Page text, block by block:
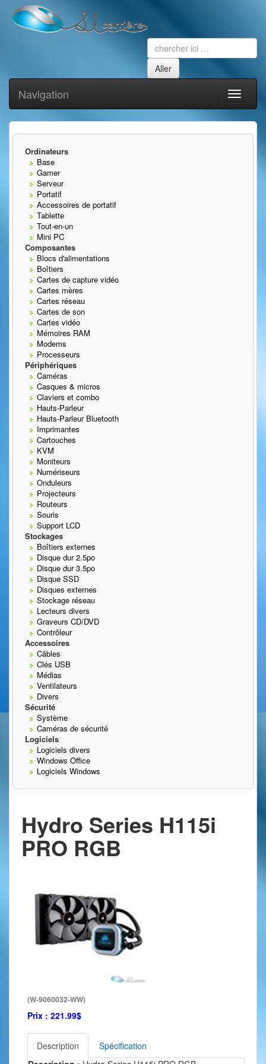
Toggle
Navigation
Ordinateurs
Base
Gamer
Serveur
Portatif
Accessoires de portatif
Tablette
Tout-en-un
Mini PC
Composantes
Blocs d'alimentations
Boîtiers
Cartes de capture vidéo
Cartes mères
Cartes réseau
Cartes de son
Cartes vidéo
Mémoires RAM
Modems
Processeurs
Périphériques
Caméras
Casques & micros
Claviers et combo
Hauts-Parleur
Hauts-Parleur Bluetooth
Imprimantes
Cartouches
KVM
Moniteurs
Numériseurs
Onduleurs
Projecteurs
Routeurs
Souris
Support LCD
Stockages
Boîtiers externes
Disque dur 2.5po
Disque dur 3.5po
Disque SSD
Disques externes
Stockage réseau
Lecteurs divers
Graveurs CD/DVD
Contrôleur
Accessoires
Câbles
Clés USB
Médias
Ventilateurs
Divers
Sécurité
Système
Caméras de sécurité
Logiciels
Logiciels divers
Windows Office
Logiciels Windows
Hydro Series H115i
PRO RGB
(W-9060032-WW)
Prix : 221.99$
Description
Spécification